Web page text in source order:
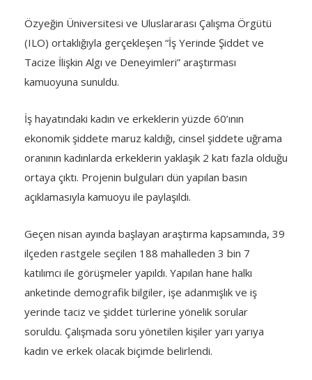
Özyeğin Üniversitesi ve Uluslararası Çalışma Örgütü
(ILO) ortaklığıyla gerçekleşen “İş Yerinde Şiddet ve
Tacize İlişkin Algı ve Deneyimleri” araştırması
kamuoyuna sunuldu.
İş hayatındaki kadın ve erkeklerin yüzde 60’ının
ekonomik şiddete maruz kaldığı, cinsel şiddete uğrama
oranının kadınlarda erkeklerin yaklaşık 2 katı fazla olduğu
ortaya çıktı. Projenin bulguları dün yapılan basın
açıklamasıyla kamuoyu ile paylaşıldı.
Geçen nisan ayında başlayan araştırma kapsamında, 39
ilçeden rastgele seçilen 188 mahalleden 3 bin 7
katılımcı ile görüşmeler yapıldı. Yapılan hane halkı
anketinde demografik bilgiler, işe adanmışlık ve iş
yerinde taciz ve şiddet türlerine yönelik sorular
soruldu. Çalışmada soru yönetilen kişiler yarı yarıya
kadın ve erkek olacak biçimde belirlendi.